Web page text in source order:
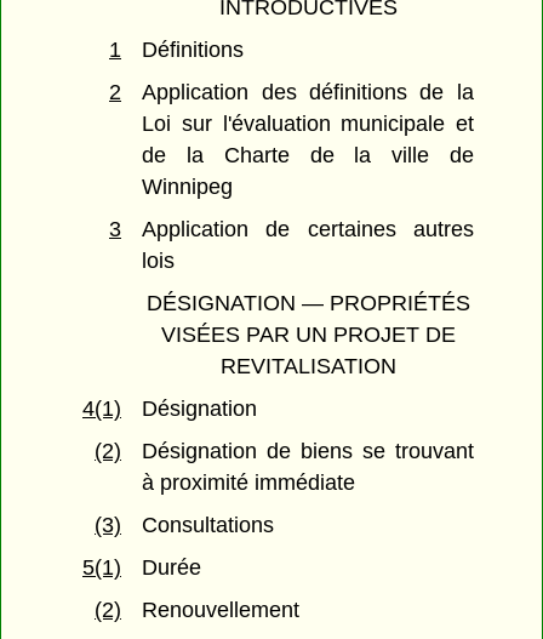
INTRODUCTIVES
1
Définitions
2
Application des définitions de la
Loi sur l'évaluation municipale et
de la Charte de la ville de
Winnipeg
3
Application de certaines autres
lois
DÉSIGNATION — PROPRIÉTÉS
VISÉES PAR UN PROJET DE
REVITALISATION
4(1)
Désignation
(2)
Désignation de biens se trouvant
à proximité immédiate
(3)
Consultations
5(1)
Durée
(2)
Renouvellement